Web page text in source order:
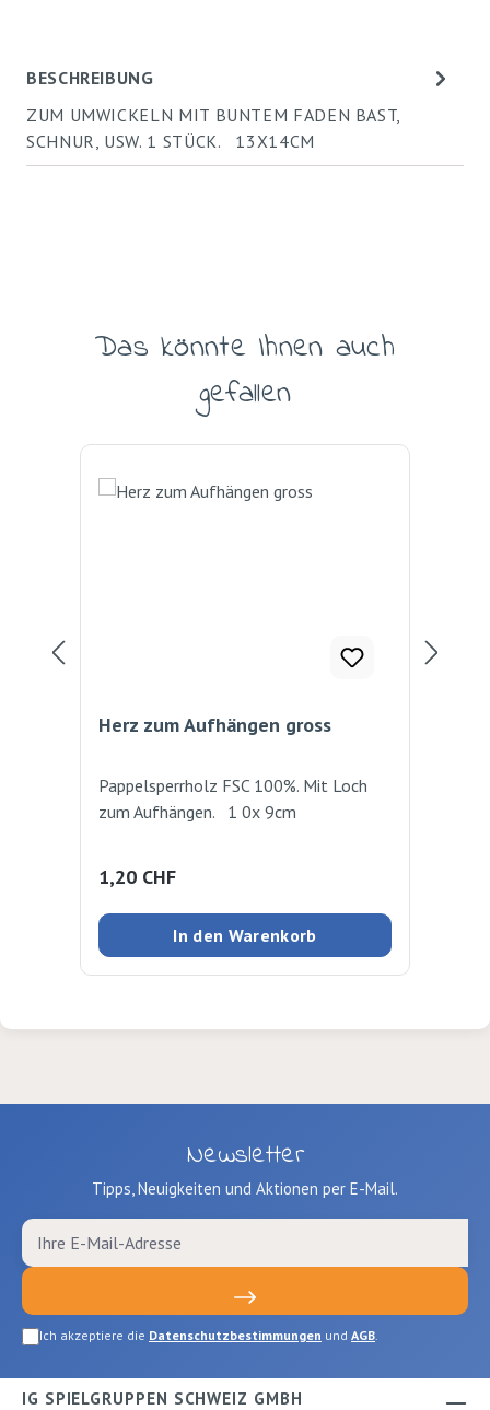
BESCHREIBUNG
ZUM UMWICKELN MIT BUNTEM FADEN BAST,
SCHNUR, USW. 1 STÜCK. 13X14CM
Produktgalerie überspringen
Das könnte Ihnen auch
gefallen
Herz zum Aufhängen gross
Pappelsperrholz FSC 100%. Mit Loch
zum Aufhängen. 1 0x 9cm
Regulärer Preis:
1,20 CHF
In den Warenkorb
Newsletter
Tipps, Neuigkeiten und Aktionen per E-Mail.
Ich akzeptiere die Datenschutzbestimmungen und AGB.
IG SPIELGRUPPEN SCHWEIZ GMBH